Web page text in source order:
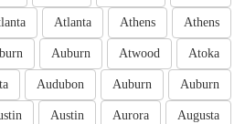
Athens
Athens
Atlanta
Atoka
Atwood
Auburn
Auburn
Auburn
Audubon
Augusta
Aurora
Austin